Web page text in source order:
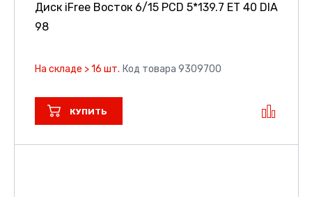
Диск iFree Восток 6/15 PCD 5*139.7 ET 40 DIA
98
На складе > 16 шт. Код товара 9309700
КУПИТЬ